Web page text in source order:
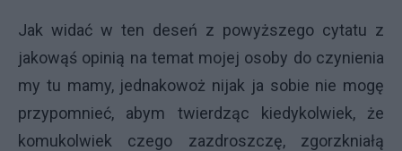
Jak widać w ten deseń z powyższego cytatu z
jakowąś opinią na temat mojej osoby do czynienia
my tu mamy, jednakowoż nijak ja sobie nie mogę
przypomnieć, abym twierdząc kiedykolwiek, że
komukolwiek czego zazdroszczę, zgorzkniałą